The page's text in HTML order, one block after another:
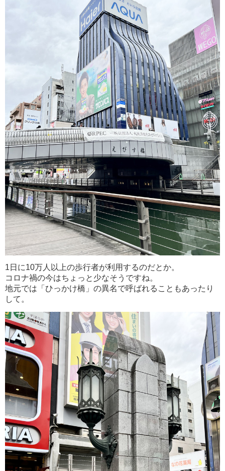
1日に10万人以上の歩行者が利用するのだとか。
コロナ禍の今はちょっと少なそうですね。
地元では「ひっかけ橋」の異名で呼ばれることもあったり
して。